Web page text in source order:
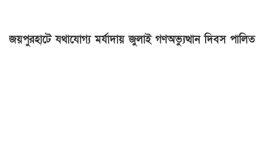
জয়পুরহাটে যথাযোগ্য মর্যাদায় জুলাই গণঅভ্যুত্থান দিবস পালিত